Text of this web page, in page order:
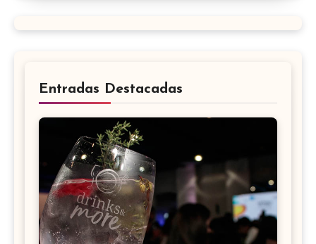
Entradas Destacadas